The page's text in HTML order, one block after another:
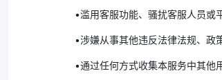
•滥用客服功能、骚扰客服人员或
•涉嫌从事其他违反法律法规、政
•通过任何方式收集本服务中其他